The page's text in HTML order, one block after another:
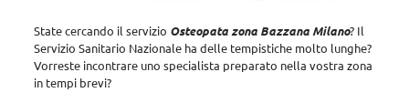
State cercando il servizio Osteopata zona Bazzana Milano? Il
Servizio Sanitario Nazionale ha delle tempistiche molto lunghe?
Vorreste incontrare uno specialista preparato nella vostra zona
in tempi brevi?